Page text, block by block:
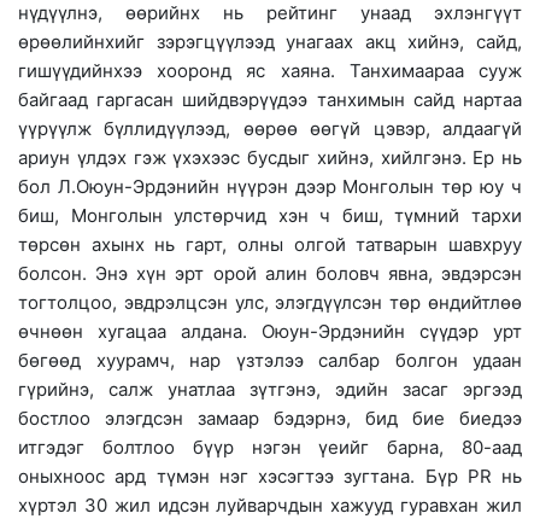
нүдүүлнэ, өөрийнх нь рейтинг унаад эхлэнгүүт
өрөөлийнхийг зэрэгцүүлээд унагаах акц хийнэ, сайд,
гишүүдийнхээ хооронд яс хаяна. Танхимаараа сууж
байгаад гаргасан шийдвэрүүдээ танхимын сайд нартаа
үүрүүлж бүллидүүлээд, өөрөө өөгүй цэвэр, алдаагүй
ариун үлдэх гэж үхэхээс бусдыг хийнэ, хийлгэнэ. Ер нь
бол Л.Оюун-Эрдэнийн нүүрэн дээр Монголын төр юу ч
биш, Монголын улстөрчид хэн ч биш, түмний тархи
төрсөн ахынх нь гарт, олны олгой татварын шавхруу
болсон. Энэ хүн эрт орой алин боловч явна, эвдэрсэн
тогтолцоо, эвдрэлцсэн улс, элэгдүүлсэн төр өндийтлөө
өчнөөн хугацаа алдана. Оюун-Эрдэнийн сүүдэр урт
бөгөөд хуурамч, нар үзтэлээ салбар болгон удаан
гүрийнэ, салж унатлаа зүтгэнэ, эдийн засаг эргээд
бостлоо элэгдсэн замаар бэдэрнэ, бид бие биедээ
итгэдэг болтлоо бүүр нэгэн үеийг барна, 80-аад
оныхноос ард түмэн нэг хэсэгтээ зугтана. Бүр PR нь
хүртэл 30 жил идсэн луйварчдын хажууд гуравхан жил